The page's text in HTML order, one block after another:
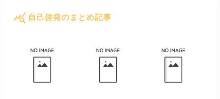
query_stats 自己啓発のまとめ記事